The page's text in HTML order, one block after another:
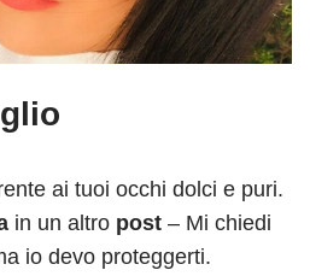
ai tuoi occhi dolci e puri.
in un altro post – Mi chiedi
io devo proteggerti.